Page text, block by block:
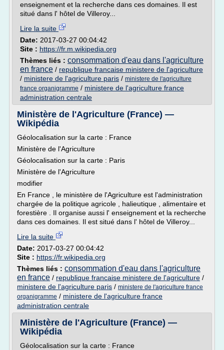
enseignement et la recherche dans ces domaines. Il est
situé dans l' hôtel de Villeroy...
Lire la suite
Date: 2017-03-27 00:04:42
Site : https://fr.m.wikipedia.org
Thèmes liés : consommation d'eau dans l'agriculture
en france / republique francaise ministere de l'agriculture
/ ministere de l'agriculture paris / ministere de l'agriculture
france organigramme / ministere de l'agriculture france
administration centrale
Ministère de l'Agriculture (France) —
Wikipédia
Géolocalisation sur la carte : France
Ministère de l'Agriculture
Géolocalisation sur la carte : Paris
Ministère de l'Agriculture
modifier
En France , le ministère de l'Agriculture est l'administration
chargée de la politique agricole , halieutique , alimentaire et
forestière . Il organise aussi l' enseignement et la recherche
dans ces domaines. Il est situé dans l' hôtel de Villeroy...
Lire la suite
Date: 2017-03-27 00:04:42
Site : https://fr.wikipedia.org
Thèmes liés : consommation d'eau dans l'agriculture
en france / republique francaise ministere de l'agriculture /
ministere de l'agriculture paris / ministere de l'agriculture france
organigramme / ministere de l'agriculture france
administration centrale
Ministère de l'Agriculture (France) —
Wikipédia
Géolocalisation sur la carte : France